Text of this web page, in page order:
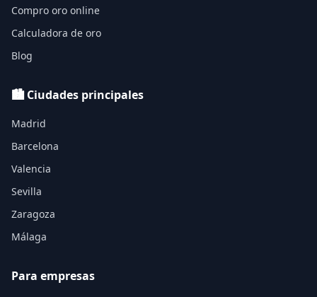
Compro oro online
Calculadora de oro
Blog
🏙️ Ciudades principales
Madrid
Barcelona
Valencia
Sevilla
Zaragoza
Málaga
Para empresas